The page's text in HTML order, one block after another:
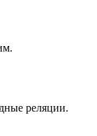
реляции.